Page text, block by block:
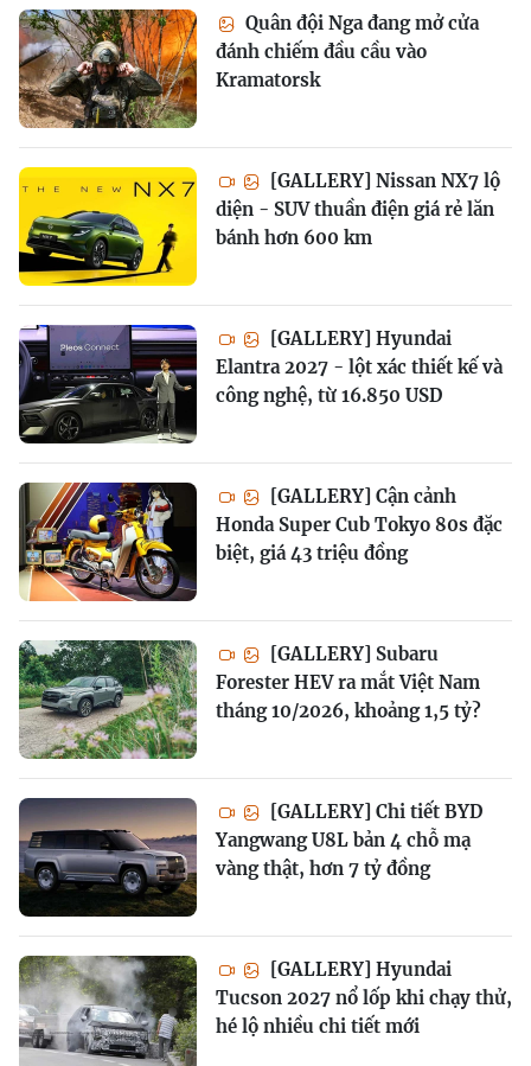
Quân đội Nga đang mở cửa
đánh chiếm đầu cầu vào
Kramatorsk
[GALLERY] Nissan NX7 lộ
diện - SUV thuần điện giá rẻ lăn
bánh hơn 600 km
[GALLERY] Hyundai
Elantra 2027 - lột xác thiết kế và
công nghệ, từ 16.850 USD
[GALLERY] Cận cảnh
Honda Super Cub Tokyo 80s đặc
biệt, giá 43 triệu đồng
[GALLERY] Subaru
Forester HEV ra mắt Việt Nam
tháng 10/2026, khoảng 1,5 tỷ?
[GALLERY] Chi tiết BYD
Yangwang U8L bản 4 chỗ mạ
vàng thật, hơn 7 tỷ đồng
[GALLERY] Hyundai
Tucson 2027 nổ lốp khi chạy thử,
hé lộ nhiều chi tiết mới